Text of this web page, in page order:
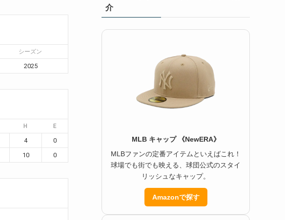
シーズン
2025
H E
4
0
10 0
介
MLB キャップ 《NewERA》
MLBファンの定番アイテムといえばこれ！
球場でも街でも映える、球団公式のスタイ
リッシュなキャップ。
Amazonで探す